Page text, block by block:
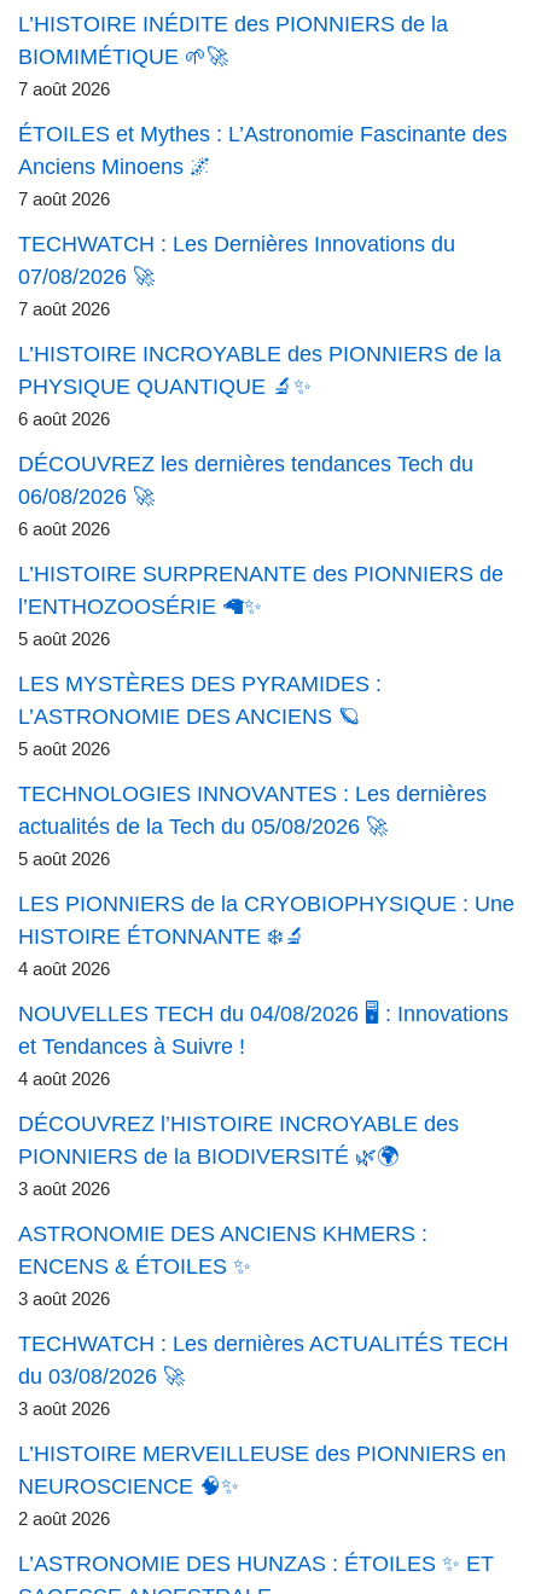
L’HISTOIRE INÉDITE des PIONNIERS de la
BIOMIMÉTIQUE 🌱🚀
7 août 2026
ÉTOILES et Mythes : L’Astronomie Fascinante des
Anciens Minoens 🌌
7 août 2026
TECHWATCH : Les Dernières Innovations du
07/08/2026 🚀
7 août 2026
L’HISTOIRE INCROYABLE des PIONNIERS de la
PHYSIQUE QUANTIQUE 🔬✨
6 août 2026
DÉCOUVREZ les dernières tendances Tech du
06/08/2026 🚀
6 août 2026
L’HISTOIRE SURPRENANTE des PIONNIERS de
l’ENTHOZOOSÉRIE 🦙✨
5 août 2026
LES MYSTÈRES DES PYRAMIDES :
L’ASTRONOMIE DES ANCIENS 🪐
5 août 2026
TECHNOLOGIES INNOVANTES : Les dernières
actualités de la Tech du 05/08/2026 🚀
5 août 2026
LES PIONNIERS de la CRYOBIOPHYSIQUE : Une
HISTOIRE ÉTONNANTE ❄️🔬
4 août 2026
NOUVELLES TECH du 04/08/2026 🖥️ : Innovations
et Tendances à Suivre !
4 août 2026
DÉCOUVREZ l’HISTOIRE INCROYABLE des
PIONNIERS de la BIODIVERSITÉ 🌿🌍
3 août 2026
ASTRONOMIE DES ANCIENS KHMERS :
ENCENS & ÉTOILES ✨
3 août 2026
TECHWATCH : Les dernières ACTUALITÉS TECH
du 03/08/2026 🚀
3 août 2026
L’HISTOIRE MERVEILLEUSE des PIONNIERS en
NEUROSCIENCE 🧠✨
2 août 2026
L’ASTRONOMIE DES HUNZAS : ÉTOILES ✨ ET